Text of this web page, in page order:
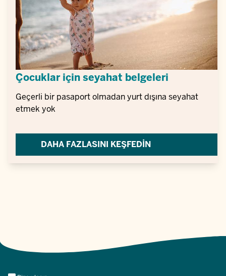
Çocuklar için seyahat belgeleri
Geçerli bir pasaport olmadan yurt dışına seyahat
etmek yok
DAHA FAZLASINI KEŞFEDIN